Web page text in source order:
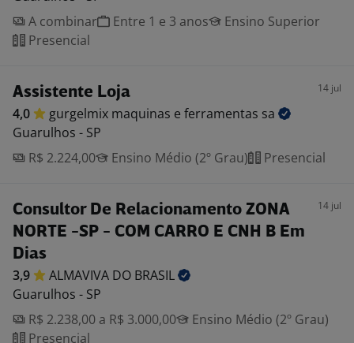
A combinar
Entre 1 e 3 anos
Ensino Superior
Presencial
Assistente Loja 14 jul
4,0 gurgelmix maquinas e ferramentas sa
Guarulhos - SP
R$ 2.224,00
Ensino Médio (2º Grau) Presencial
Consultor De Relacionamento ZONA
NORTE -SP - COM CARRO E CNH B Em
Dias
14 jul
3,9 ALMAVIVA DO BRASIL
Guarulhos - SP
R$ 2.238,00 a R$ 3.000,00
Ensino Médio (2º Grau)
Presencial